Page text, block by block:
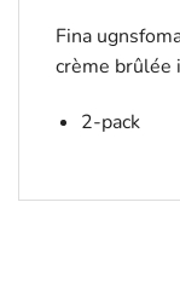
Fina
crème brûlée
2-pack